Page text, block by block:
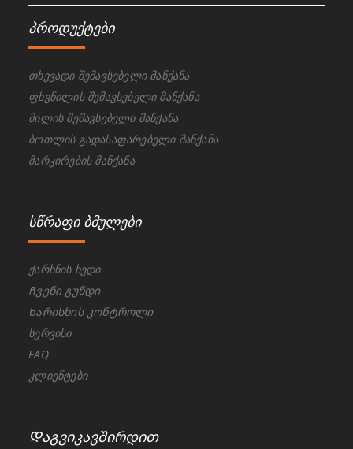
პროდუქტები
თხევადი შემავსებელი მანქანა
ფხვნილის შემავსებელი მანქანა
მილის შემავსებელი მანქანა
ბოთლის გადასაფარებელი მანქანა
მარკირების მანქანა
სწრაფი ბმულები
ქარხნის ხედი
Ჩვენი გუნდი
Ხარისხის კონტროლი
სერვისი
FAQ
კლიენტები
Დაგვიკავშირდით